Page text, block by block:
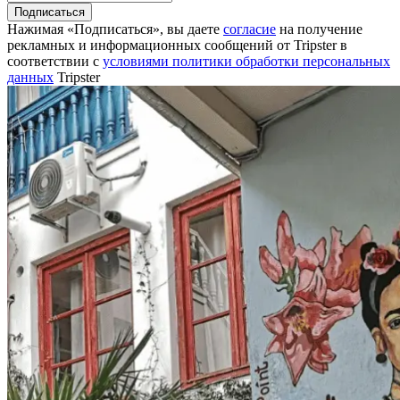
Подписаться
Нажимая «Подписаться», вы даете согласие на получение
рекламных и информационных сообщений от Tripster в
соответствии c условиями политики обработки персональных
данных Tripster